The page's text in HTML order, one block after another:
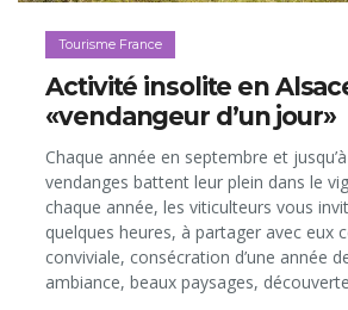
Tourisme France
Activité insolite en
«vendangeur d’un jour»
Chaque année en septembre et
vendanges battent leur plein dans le
chaque année, les viticulteurs vous
quelques heures, à partager avec eux
conviviale, consécration d’une année
ambiance, beaux paysages,